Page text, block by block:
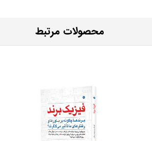
محصولات مرتبط